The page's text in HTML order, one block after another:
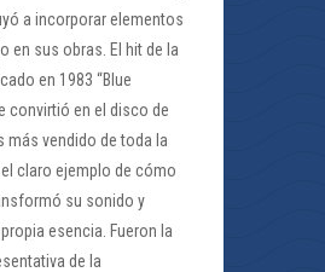
a incorporar elementos
en sus obras. El hit de la
en 1983 “Blue
convirtió en el disco de
más vendido de toda la
claro ejemplo de cómo
su sonido y
esencia. Fueron la
de la